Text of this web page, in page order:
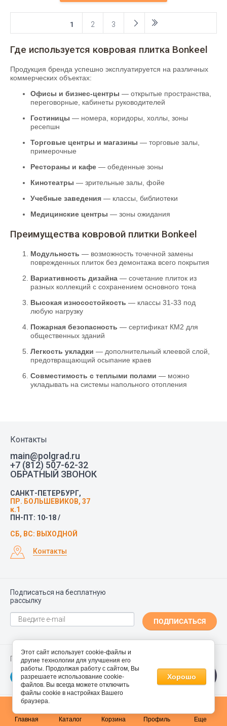
1 2 3
Где используется ковровая плитка Bonkeel
Продукция бренда успешно эксплуатируется на различных
коммерческих объектах:
Офисы и бизнес-центры — открытые пространства,
переговорные, кабинеты руководителей
Гостиницы — номера, коридоры, холлы, зоны
ресепшн
Торговые центры и магазины — торговые залы,
примерочные
Рестораны и кафе — обеденные зоны
Кинотеатры — зрительные залы, фойе
Учебные заведения — классы, библиотеки
Медицинские центры — зоны ожидания
Преимущества ковровой плитки Bonkeel
Модульность — возможность точечной замены
поврежденных плиток без демонтажа всего покрытия
Вариативность дизайна — сочетание плиток из
разных коллекций с сохранением основного тона
Высокая износостойкость — классы 31-33 под
любую нагрузку
Пожарная безопасность — сертификат КМ2 для
общественных зданий
Легкость укладки — дополнительный клеевой слой,
предотвращающий осыпание краев
Совместимость с теплыми полами — можно
укладывать на системы напольного отопления
Контакты
main@polgrad.ru
+7 (812) 507-62-32
ОБРАТНЫЙ ЗВОНОК
САНКТ-ПЕТЕРБУРГ,
ПР. БОЛЬШЕВИКОВ, 37
к.1
ПН-ПТ: 10-18 /
СБ, ВС: ВЫХОДНОЙ
Контакты
Подписаться на бесплатную
рассылку
ПОДПИСАТЬСЯ
Присоединяйтесь!
Главная Каталог Корзина Профиль Еще
Этот сайт использует cookie-файлы и
другие технологии для улучшения его
работы. Продолжая работу с сайтом, Вы
разрешаете использование cookie-
файлов. Вы всегда можете отключить
файлы cookie в настройках Вашего
браузера.
Хорошо